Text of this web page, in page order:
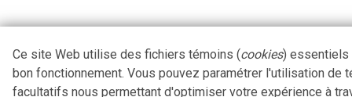
Ce site Web utilise des fichiers témoins (cookies) essentiels
bon fonctionnement. Vous pouvez paramétrer l'utilisation de
facultatifs nous permettant d'optimiser votre expérience à